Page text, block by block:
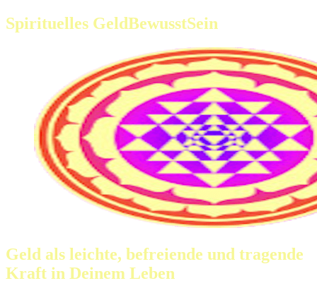
Spirituelles GeldBewusstSein
Geld als leichte, befreiende und tragende
Kraft in Deinem Leben